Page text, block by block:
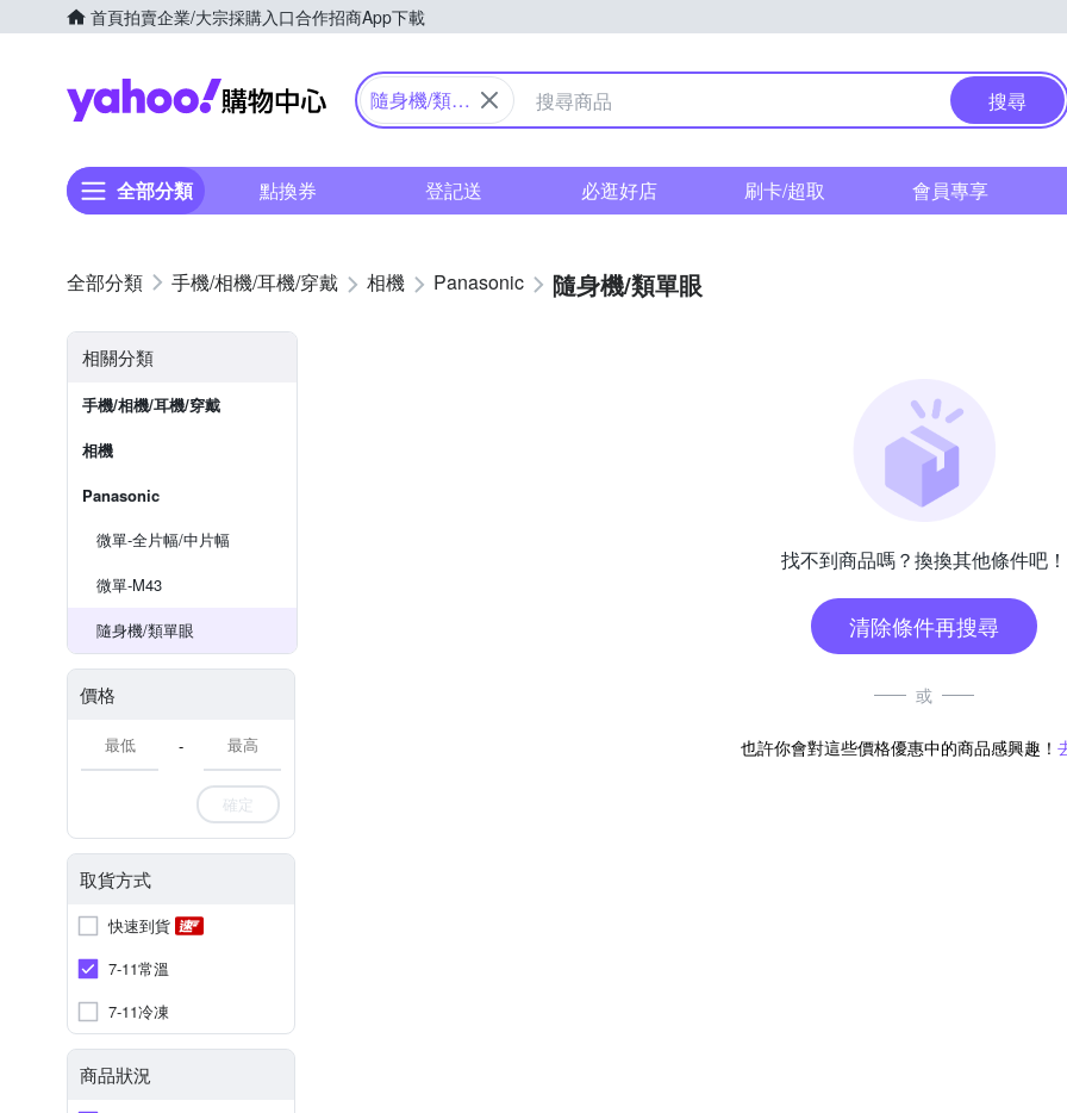
首頁拍賣企業/大宗採購入口合作招商App下載
Yahoo購物中心
隨身機/類單
搜尋
全部分類 點換券 登記送 必逛好店 刷卡/超取 會員專享
手機/相機/耳機/穿戴 相機 Panasonic 隨身機/類單眼
相關分類
手機/相機/耳機/穿戴
相機
Panasonic
微單-全片幅/中片幅
微單-M43
隨身機/類單眼
價格
-
確定
取貨方式
快速到貨
7-11常溫
7-11冷凍
商品狀況
找不到商品嗎？換換其他條件吧！
清除條件再搜尋
或
也許你會對這些價格優惠中的商品感興趣！